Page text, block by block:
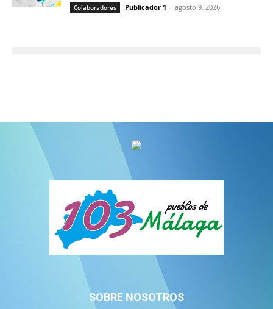
Colaboradores Publicador 1 - agosto 9, 2026
SOBRE NOSOTROS